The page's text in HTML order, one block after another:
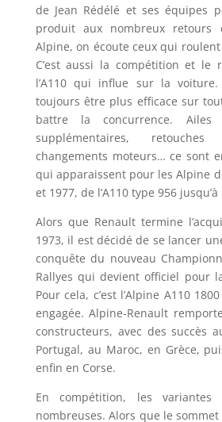
de Jean Rédélé et ses équipes
produit aux nombreux retours
Alpine, on écoute ceux qui
C’est aussi la compétition et le
l’A110 qui influe sur la
toujours être plus efficace sur
battre la concurrence. Ailes
supplémentaires,
changements moteurs… ce sont
qui apparaissent pour les Alpine
et 1977, de l’A110 type 956 jusqu’à
Alors que Renault termine
1973, il est décidé de se lancer
conquête du nouveau
Rallyes qui devient officiel pour
Pour cela, c’est l’Alpine A110
engagée. Alpine-Renault
constructeurs, avec des succès
Portugal, au Maroc, en Grèce,
enfin en Corse.
En compétition, les
nombreuses. Alors que le